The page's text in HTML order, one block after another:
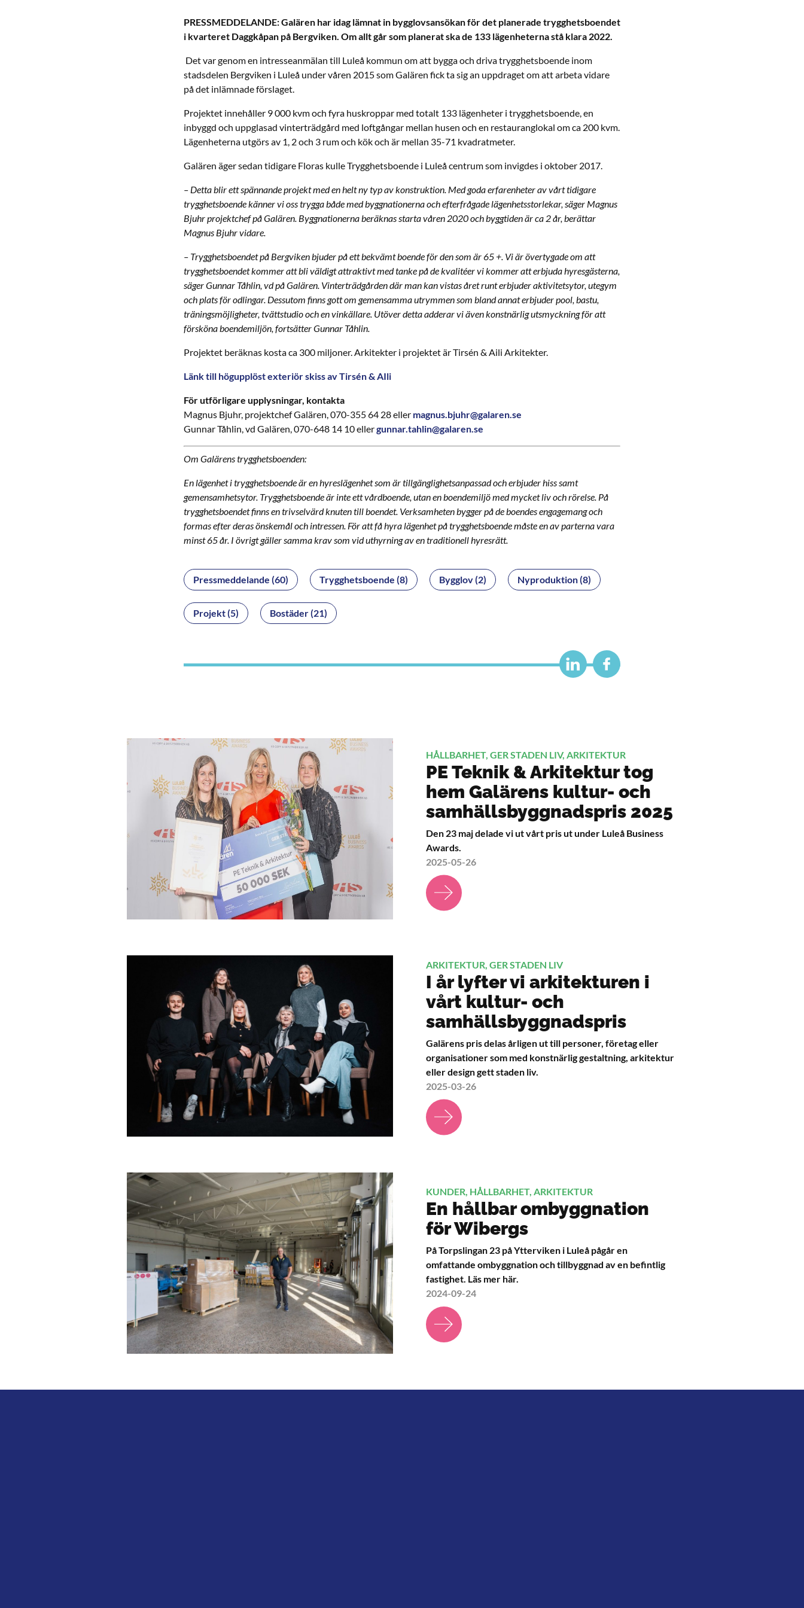
PRESSMEDDELANDE: Galären har idag lämnat in bygglovsansökan för det planerade trygghetsboendet
i kvarteret Daggkåpan på Bergviken. Om allt går som planerat ska de 133 lägenheterna stå klara 2022.
Det var genom en intresseanmälan till Luleå kommun om att bygga och driva trygghetsboende inom
stadsdelen Bergviken i Luleå under våren 2015 som Galären fick ta sig an uppdraget om att arbeta vidare
på det inlämnade förslaget.
Projektet innehåller 9 000 kvm och fyra huskroppar med totalt 133 lägenheter i trygghetsboende, en
inbyggd och uppglasad vinterträdgård med loftgångar mellan husen och en restauranglokal om ca 200 kvm.
Lägenheterna utgörs av 1, 2 och 3 rum och kök och är mellan 35-71 kvadratmeter.
Galären äger sedan tidigare Floras kulle Trygghetsboende i Luleå centrum som invigdes i oktober 2017.
– Detta blir ett spännande projekt med en helt ny typ av konstruktion. Med goda erfarenheter av vårt tidigare
trygghetsboende känner vi oss trygga både med byggnationerna och efterfrågade lägenhetsstorlekar, säger Magnus
Bjuhr projektchef på Galären. Byggnationerna beräknas starta våren 2020 och byggtiden är ca 2 år, berättar
Magnus Bjuhr vidare.
– Trygghetsboendet på Bergviken bjuder på ett bekvämt boende för den som är 65 +. Vi är övertygade om att
trygghetsboendet kommer att bli väldigt attraktivt med tanke på de kvalitéer vi kommer att erbjuda hyresgästerna,
säger Gunnar Tåhlin, vd på Galären. Vinterträdgården där man kan vistas året runt erbjuder aktivitetsytor, utegym
och plats för odlingar. Dessutom finns gott om gemensamma utrymmen som bland annat erbjuder pool, bastu,
träningsmöjligheter, tvättstudio och en vinkällare. Utöver detta adderar vi även konstnärlig utsmyckning för att
försköna boendemiljön, fortsätter Gunnar Tåhlin.
Projektet beräknas kosta ca 300 miljoner. Arkitekter i projektet är Tirsén & Aili Arkitekter.
Länk till högupplöst exteriör skiss av Tirsén & AIli
För utförligare upplysningar, kontakta
Magnus Bjuhr, projektchef Galären, 070-355 64 28 eller magnus.bjuhr@galaren.se
Gunnar Tåhlin, vd Galären, 070-648 14 10 ellergunnar.tahlin@galaren.se
Om Galärens trygghetsboenden:
En lägenhet i trygghetsboende är en hyreslägenhet som är tillgänglighetsanpassad och erbjuder hiss samt
gemensamhetsytor. Trygghetsboende är inte ett vårdboende, utan en boendemiljö med mycket liv och rörelse. På
trygghetsboendet finns en trivselvärd knuten till boendet. Verksamheten bygger på de boendes engagemang och
formas efter deras önskemål och intressen. För att få hyra lägenhet på trygghetsboende måste en av parterna vara
minst 65 år. I övrigt gäller samma krav som vid uthyrning av en traditionellhyresrätt.
Pressmeddelande (60) Trygghetsboende (8) Bygglov (2) Nyproduktion (8)
Projekt (5) Bostäder (21)
HÅLLBARHET, GER STADEN LIV, ARKITEKTUR
PE Teknik & Arkitektur tog
hem Galärens kultur- och
samhällsbyggnadspris 2025
Den 23 maj delade vi ut vårt pris ut under Luleå Business
Awards.
2025-05-26
ARKITEKTUR, GER STADEN LIV
I år lyfter vi arkitekturen i
vårt kultur- och
samhällsbyggnadspris
Galärens pris delas årligen ut till personer, företag eller
organisationer som med konstnärlig gestaltning, arkitektur
eller design gett staden liv.
2025-03-26
KUNDER, HÅLLBARHET, ARKITEKTUR
En hållbar ombyggnation
för Wibergs
På Torpslingan 23 på Ytterviken i Luleå pågår en
omfattande ombyggnation och tillbyggnad av en befintlig
fastighet. Läs mer här.
2024-09-24